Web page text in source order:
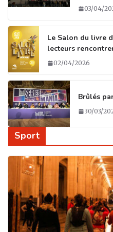
03/04/
Le Salon du livre
lecteurs
02/04/2026
Brûlés
30/03/
Sport